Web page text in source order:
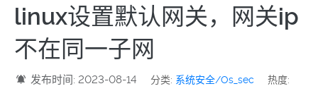
linux设置默认网关，网关ip
不在同一子网
发布时间: 2023-08-14 分类: 系统安全/Os_sec
热度: